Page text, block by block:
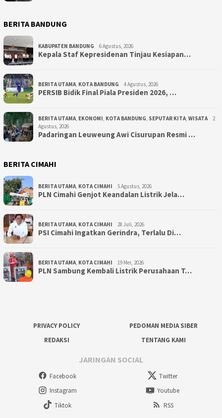
BERITA BANDUNG
KABUPATEN BANDUNG 6 Agustus, 2026
Kepala Staf Kepresidenan Tinjau Kesiapan…
BERITA UTAMA, KOTA BANDUNG 4 Agustus, 2026
PERSIB Bidik Final Piala Presiden 2026, …
BERITA UTAMA, EKONOMI, KOTA BANDUNG, SEPUTAR KITA, WISATA
2
Agustus, 2026
Padaringan Leuweung Awi Cisurupan Resmi …
BERITA CIMAHI
BERITA UTAMA, KOTA CIMAHI 5 Agustus, 2026
PLN Cimahi Genjot Keandalan Listrik Jela…
BERITA UTAMA, KOTA CIMAHI 28 Juli, 2026
PSI Cimahi Ingatkan Gerindra, Terlalu Di…
BERITA UTAMA, KOTA CIMAHI 19 Mei, 2026
PLN Sambung Kembali Listrik Perusahaan T…
PRIVACY POLICY
PEDOMAN MEDIA SIBER
REDAKSI
TENTANG KAMI
JARINGAN SOCIAL
Facebook
Twitter
Instagram
Youtube
Tiktok
RSS